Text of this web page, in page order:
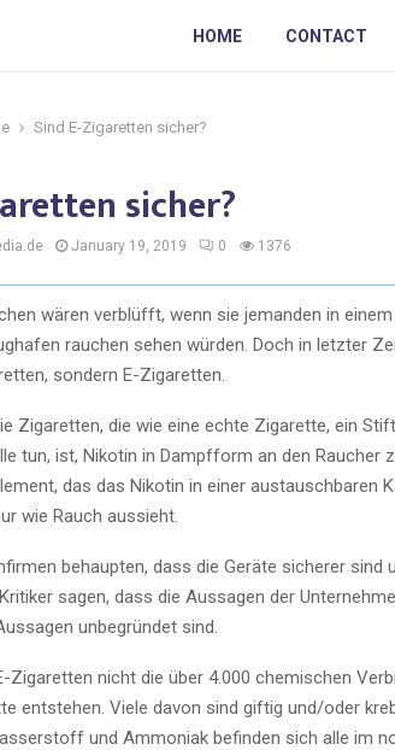
HOME CONTACT
Sind E-Zigaretten sicher?
sicher?
January 19, 2019 0 1376
wären verblüfft, wenn sie jemanden in
rauchen sehen würden. Doch in letzter
sondern E-Zigaretten.
Zigaretten, die wie eine echte Zigarette, ein
tun, ist, Nikotin in Dampfform an den Raucher
das das Nikotin in einer austauschbaren
wie Rauch aussieht.
behaupten, dass die Geräte sicherer sind
sagen, dass die Aussagen der
unbegründet sind.
Zigaretten nicht die über 4.000 chemischen
entstehen. Viele davon sind giftig und/oder
und Ammoniak befinden sich alle im